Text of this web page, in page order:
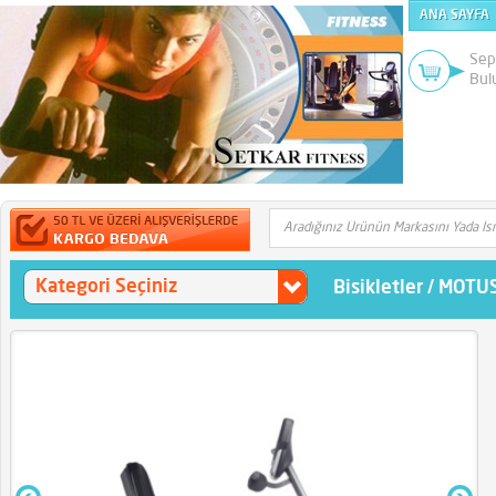
ANA SAYFA
Kategori Seçiniz Bisikletler /